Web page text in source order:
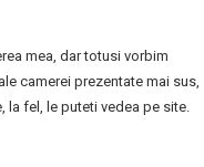
mea, dar totusi vorbim
camerei prezentate mai sus,
la fel, le puteti vedea pe site.